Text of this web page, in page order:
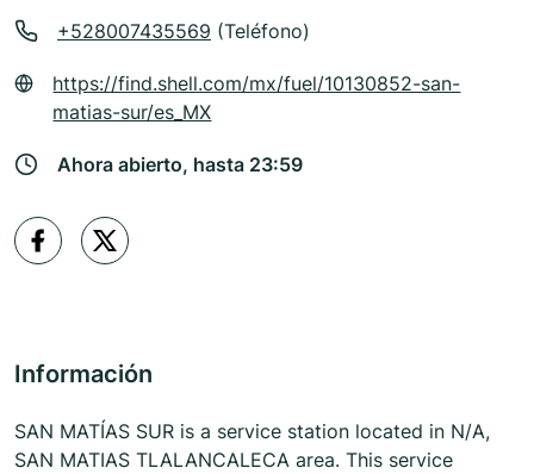
+528007435569 (Teléfono)
https://find.shell.com/mx/fuel/10130852-san-
matias-sur/es_MX
Ahora abierto, hasta 23:59
Información
SAN MATÍAS SUR is a service station located in N/A,
SAN MATIAS TLALANCALECA area. This service